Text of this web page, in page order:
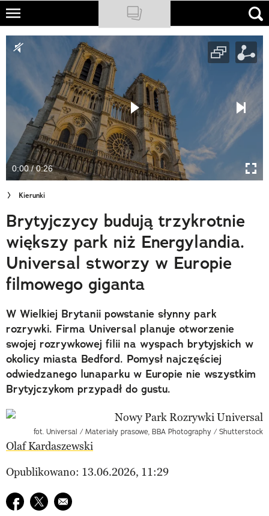
Skip
main
NATIONAL GEOGRAPHIC
PODCASTY
Sklep
Newsletter
Cuda Polski
Wielki Konkurs Fotograficzny
Trendbook Podróżniczy
Polecane
0:00 / 0:26
Kierunki
Brytyjczycy budują trzykrotnie
większy park niż Energylandia.
Universal stworzy w Europie
filmowego giganta
W Wielkiej Brytanii powstanie słynny park
rozrywki. Firma Universal planuje otworzenie
swojej rozrywkowej filii na wyspach brytyjskich w
okolicy miasta Bedford. Pomysł najczęściej
odwiedzanego lunaparku w Europie nie wszystkim
Brytyjczykom przypadł do gustu.
fot. Universal / Materiały prasowe, BBA Photography / Shutterstock
Olaf Kardaszewski
Opublikowano: 13.06.2026, 11:29
Udostępnij na facebook
Udostępnij na twitter
E-mail do przyjaciela